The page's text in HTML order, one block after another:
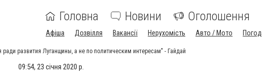
Головна Новини Оголошення
Афіша Дозвілля Вакансії Нерухомість Авто / Мото
развития Луганщины, а не по политическим интересам" - Гайдай
09:54, 23 січня 2020 р.